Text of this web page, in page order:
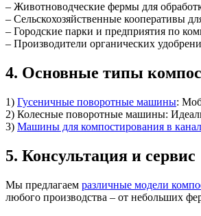
– Животноводческие фермы для
– Сельскохозяйственные кооперативы
– Городские парки и предприятия по
– Производители органических
4. Основные типы
1) Гусеничные поворотные машины:
2) Колесные поворотные машины:
3) Машины для компостирования в
5. Консультация и сервис
Мы предлагаем различные модели
любого производства – от небольших